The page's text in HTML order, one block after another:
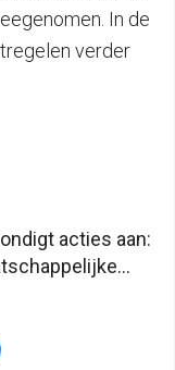
In de
verder
acties aan: